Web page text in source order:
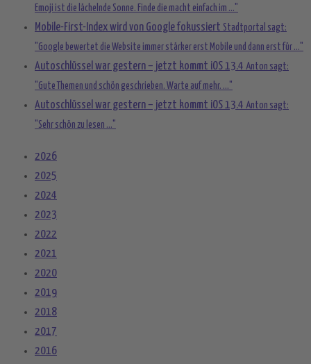
Emoji ist die lächelnde Sonne. Finde die macht einfach im ..."
Mobile-First-Index wird von Google fokussiert Stadtportal sagt:
"Google bewertet die Website immer stärker erst Mobile und dann erst für ..."
Autoschlüssel war gestern – jetzt kommt iOS 13.4 Anton sagt:
"Gute Themen und schön geschrieben. Warte auf mehr. ..."
Autoschlüssel war gestern – jetzt kommt iOS 13.4 Anton sagt:
"Sehr schön zu lesen ..."
2026
2025
2024
2023
2022
2021
2020
2019
2018
2017
2016